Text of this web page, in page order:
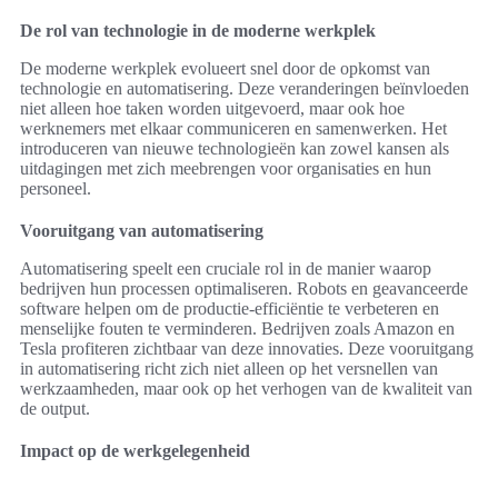
De rol van technologie in de moderne werkplek
De moderne werkplek evolueert snel door de opkomst van
technologie en automatisering. Deze veranderingen beïnvloeden
niet alleen hoe taken worden uitgevoerd, maar ook hoe
werknemers met elkaar communiceren en samenwerken. Het
introduceren van nieuwe technologieën kan zowel kansen als
uitdagingen met zich meebrengen voor organisaties en hun
personeel.
Vooruitgang van automatisering
Automatisering speelt een cruciale rol in de manier waarop
bedrijven hun processen optimaliseren. Robots en geavanceerde
software helpen om de productie-efficiëntie te verbeteren en
menselijke fouten te verminderen. Bedrijven zoals Amazon en
Tesla profiteren zichtbaar van deze innovaties. Deze vooruitgang
in automatisering richt zich niet alleen op het versnellen van
werkzaamheden, maar ook op het verhogen van de kwaliteit van
de output.
Impact op de werkgelegenheid